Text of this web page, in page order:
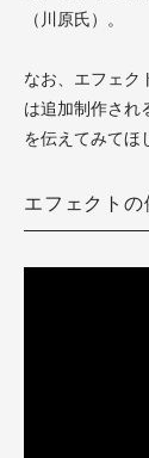
（川原氏）。
なお、エフェク
は追加制作され
を伝えてみてほ
エフェクトの